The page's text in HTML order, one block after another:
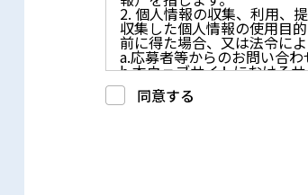
2. 個人情報の収集、利用、
収集した個人情報の使用目
前に得た場合、又は法令に
a.応募者等からのお問い合
b.本ウェブサイトにおける
c.重要なお知らせなど必要に
d.上記の利用目的に付随する
同意する